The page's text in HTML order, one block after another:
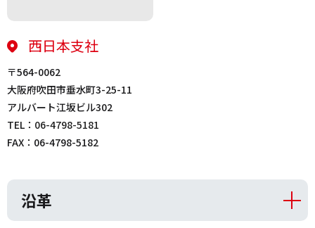
西日本支社
〒564-0062
大阪府吹田市垂水町3-25-11
アルバート江坂ビル302
TEL： 06-4798-5181
FAX：06-4798-5182
沿革